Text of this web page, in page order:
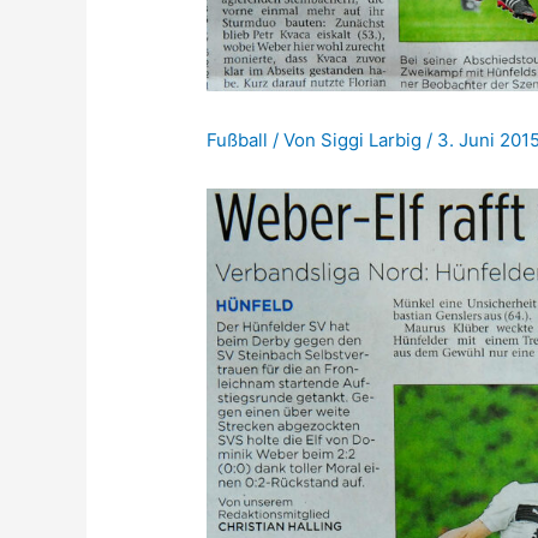
Fußball / Von Siggi Larbig/ 3. Juni